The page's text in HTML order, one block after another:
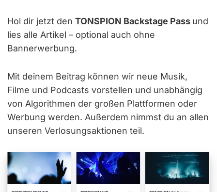
Hol dir jetzt den TONSPION Backstage Pass und
lies alle Artikel – optional auch ohne
Bannerwerbung.
Mit deinem Beitrag können wir neue Musik,
Filme und Podcasts vorstellen und unabhängig
von Algorithmen der großen Plattformen oder
Werbung werden. Außerdem nimmst du an allen
unseren Verlosungsaktionen teil.